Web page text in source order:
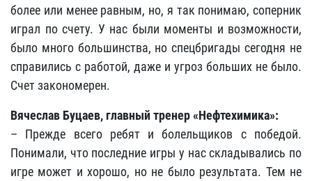
более или менее равным, но, я так понимаю, соперник
играл по счету. У нас были моменты и возможности,
было много большинства, но спецбригады сегодня не
справились с работой, даже и угроз больших не было.
Счет закономерен.
Вячеслав Буцаев, главный тренер «Нефтехимика»:
– Прежде всего ребят и болельщиков с победой.
Понимали, что последние игры у нас складывались по
игре может и хорошо, но не было результата. Тем не